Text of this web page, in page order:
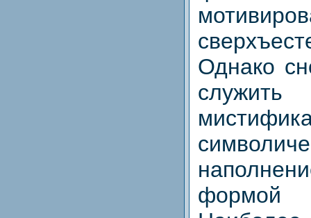
Однако
служить
формой